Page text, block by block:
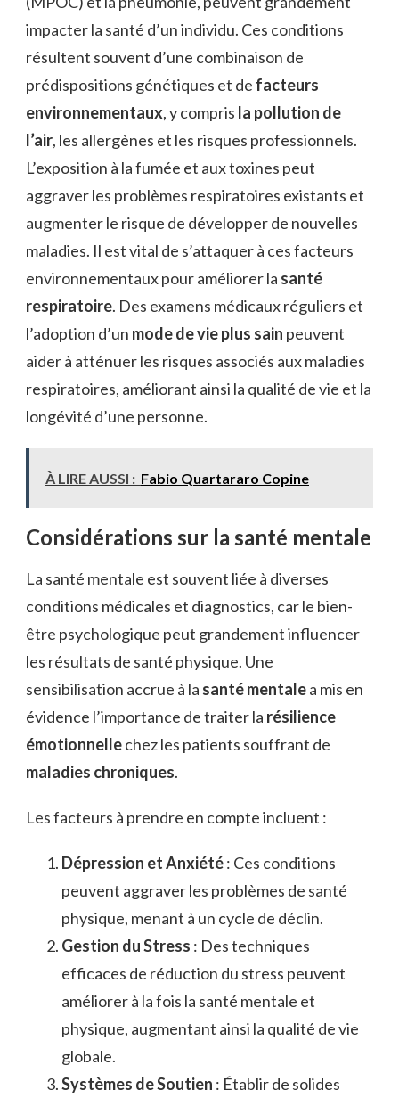
impacter la santé d’un individu. Ces conditions
résultent souvent d’une combinaison de
prédispositions génétiques et de facteurs
environnementaux, y compris la pollution de
l’air, les allergènes et les risques professionnels.
L’exposition à la fumée et aux toxines peut
aggraver les problèmes respiratoires existants et
augmenter le risque de développer de nouvelles
maladies. Il est vital de s’attaquer à ces facteurs
environnementaux pour améliorer la santé
respiratoire. Des examens médicaux réguliers et
l’adoption d’un mode de vie plus sain peuvent
aider à atténuer les risques associés aux maladies
respiratoires, améliorant ainsi la qualité de vie et la
longévité d’une personne.
À LIRE AUSSI : Fabio Quartararo Copine
Considérations sur la santé mentale
La santé mentale est souvent liée à diverses
conditions médicales et diagnostics, car le bien-
être psychologique peut grandement influencer
les résultats de santé physique. Une
sensibilisation accrue à la santé mentalea mis en
évidence l’importance de traiter la résilience
émotionnellechez les patients souffrant de
maladies chroniques.
Les facteurs à prendre en compte incluent :
Dépression et Anxiété: Ces conditions
peuvent aggraver les problèmes de santé
physique, menant à un cycle de déclin.
Gestion du Stress : Des techniques
efficaces de réduction du stress peuvent
améliorer à la fois la santé mentale et
physique, augmentant ainsi la qualité de vie
globale.
Systèmes de Soutien : Établir de solides